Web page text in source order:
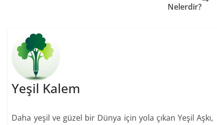
Nelerdir?
Yeşil Kalem
Daha yeşil ve güzel bir Dünya için yola çıkan Yeşil Aşkı,